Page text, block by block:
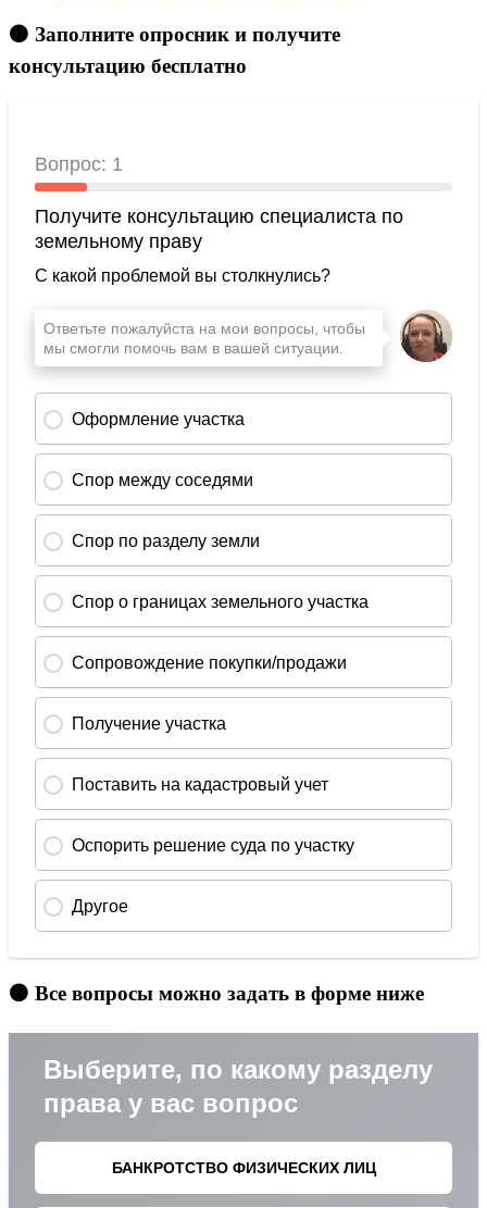
🟠 Заполните опросник и получите
консультацию бесплатно
🟠 Все вопросы можно задать в форме ниже